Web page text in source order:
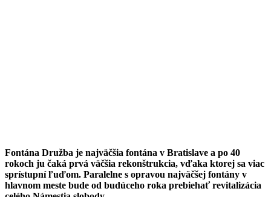
Fontána Družba je najväčšia fontána v Bratislave a po 40
rokoch ju čaká prvá väčšia rekonštrukcia, vďaka ktorej sa viac
sprístupní ľuďom. Paralelne s opravou najväčšej fontány v
hlavnom meste bude od budúceho roka prebiehať revitalizácia